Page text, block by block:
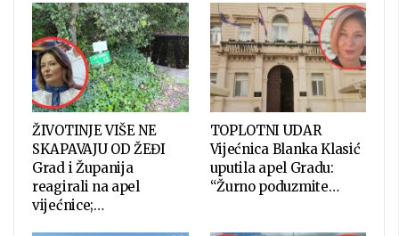
ŽIVOTINJE VIŠE NE
SKAPAVAJU OD ŽEĐI
Grad i Županija
reagirali na apel
vijećnice;…
TOPLOTNI UDAR
Vijećnica Blanka Klasić
uputila apel Gradu:
“Žurno poduzmite…